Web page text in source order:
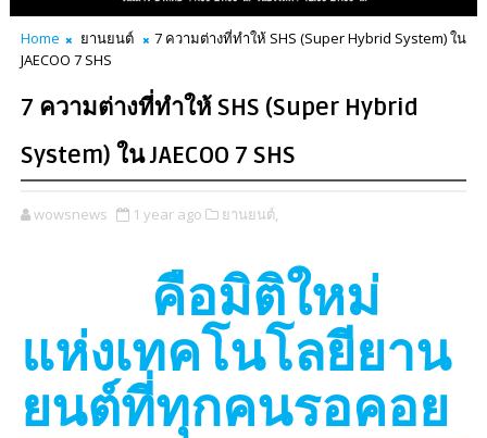
Home ยานยนต์
7 ความต่างที่ทำให้ SHS (Super Hybrid System) ใน
JAECOO 7 SHS
7 ความต่างที่ทำให้ SHS (Super Hybrid
System) ใน JAECOO 7 SHS
wowsnews 1 year ago ยานยนต์,
คือมิติใหม่
แห่งเทคโนโลยียาน
ยนต์ที่ทุกคนรอคอย